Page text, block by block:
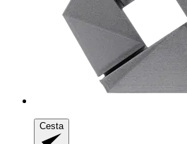
Cesta